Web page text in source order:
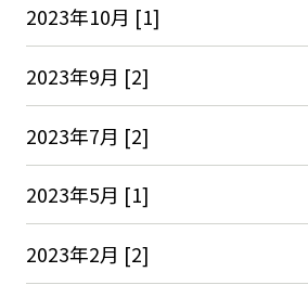
2023年10月 [1]
2023年9月 [2]
2023年7月 [2]
2023年5月 [1]
2023年2月 [2]